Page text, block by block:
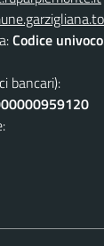
Codice
bancari):